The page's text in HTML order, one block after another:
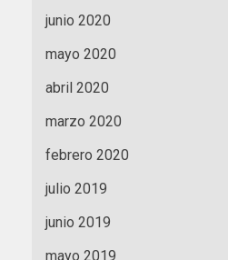
junio 2020
mayo 2020
abril 2020
marzo 2020
febrero 2020
julio 2019
junio 2019
mayo 2019